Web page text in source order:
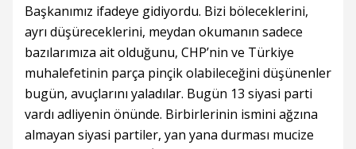
Başkanımız ifadeye gidiyordu. Bizi böleceklerini,
ayrı düşüreceklerini, meydan okumanın sadece
bazılarımıza ait olduğunu, CHP’nin ve Türkiye
muhalefetinin parça pinçik olabileceğini düşünenler
bugün, avuçlarını yaladılar. Bugün 13 siyasi parti
vardı adliyenin önünde. Birbirlerinin ismini ağzına
almayan siyasi partiler, yan yana durması mucize